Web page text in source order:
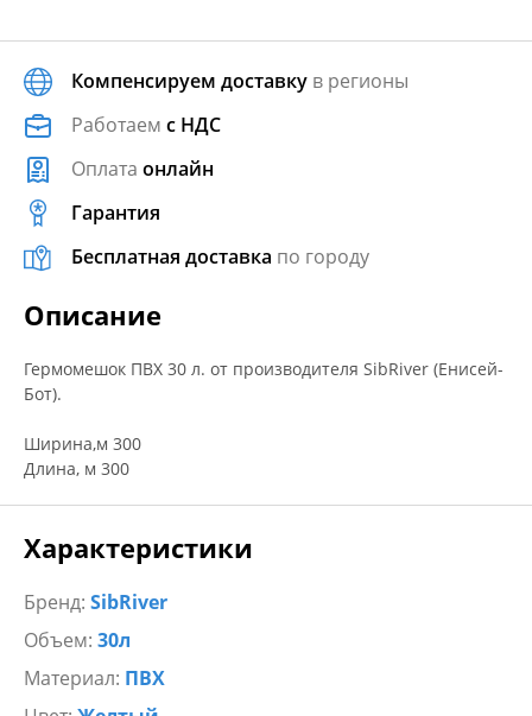
Компенсируем доставку в регионы
Работаем с НДС
Оплата онлайн
Гарантия
Бесплатная доставка по городу
Описание
Гермомешок ПВХ 30 л. от производителя SibRiver (Енисей-
Бот).
Ширина,м 300
Длина, м 300
Характеристики
Бренд: SibRiver
Объем: 30л
Материал: ПВХ